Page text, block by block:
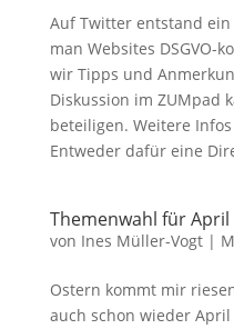
Auf Twitter entstand
man Websites DSGVO-
wir Tipps und
Diskussion im ZUMpad
beteiligen. Weitere
Entweder dafür eine
Themenwahl für April
von Ines Müller-Vogt|
Ostern kommt mir
auch schon wieder